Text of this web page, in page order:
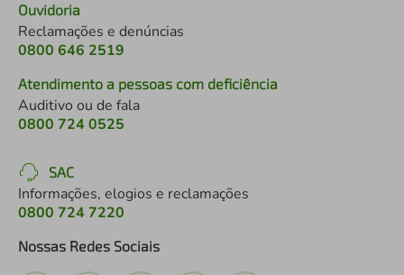
Ouvidoria
Reclamações e denúncias
0800 646 2519
Atendimento a pessoas com deficiência
Auditivo ou de fala
0800 724 0525
SAC
Informações, elogios e reclamações
0800 724 7220
Nossas Redes Sociais